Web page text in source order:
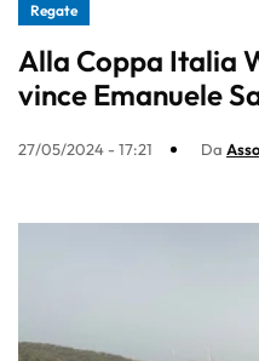
Regate
Alla Coppa Italia
vince Emanuele
27/05/2024 - 17:21 Da